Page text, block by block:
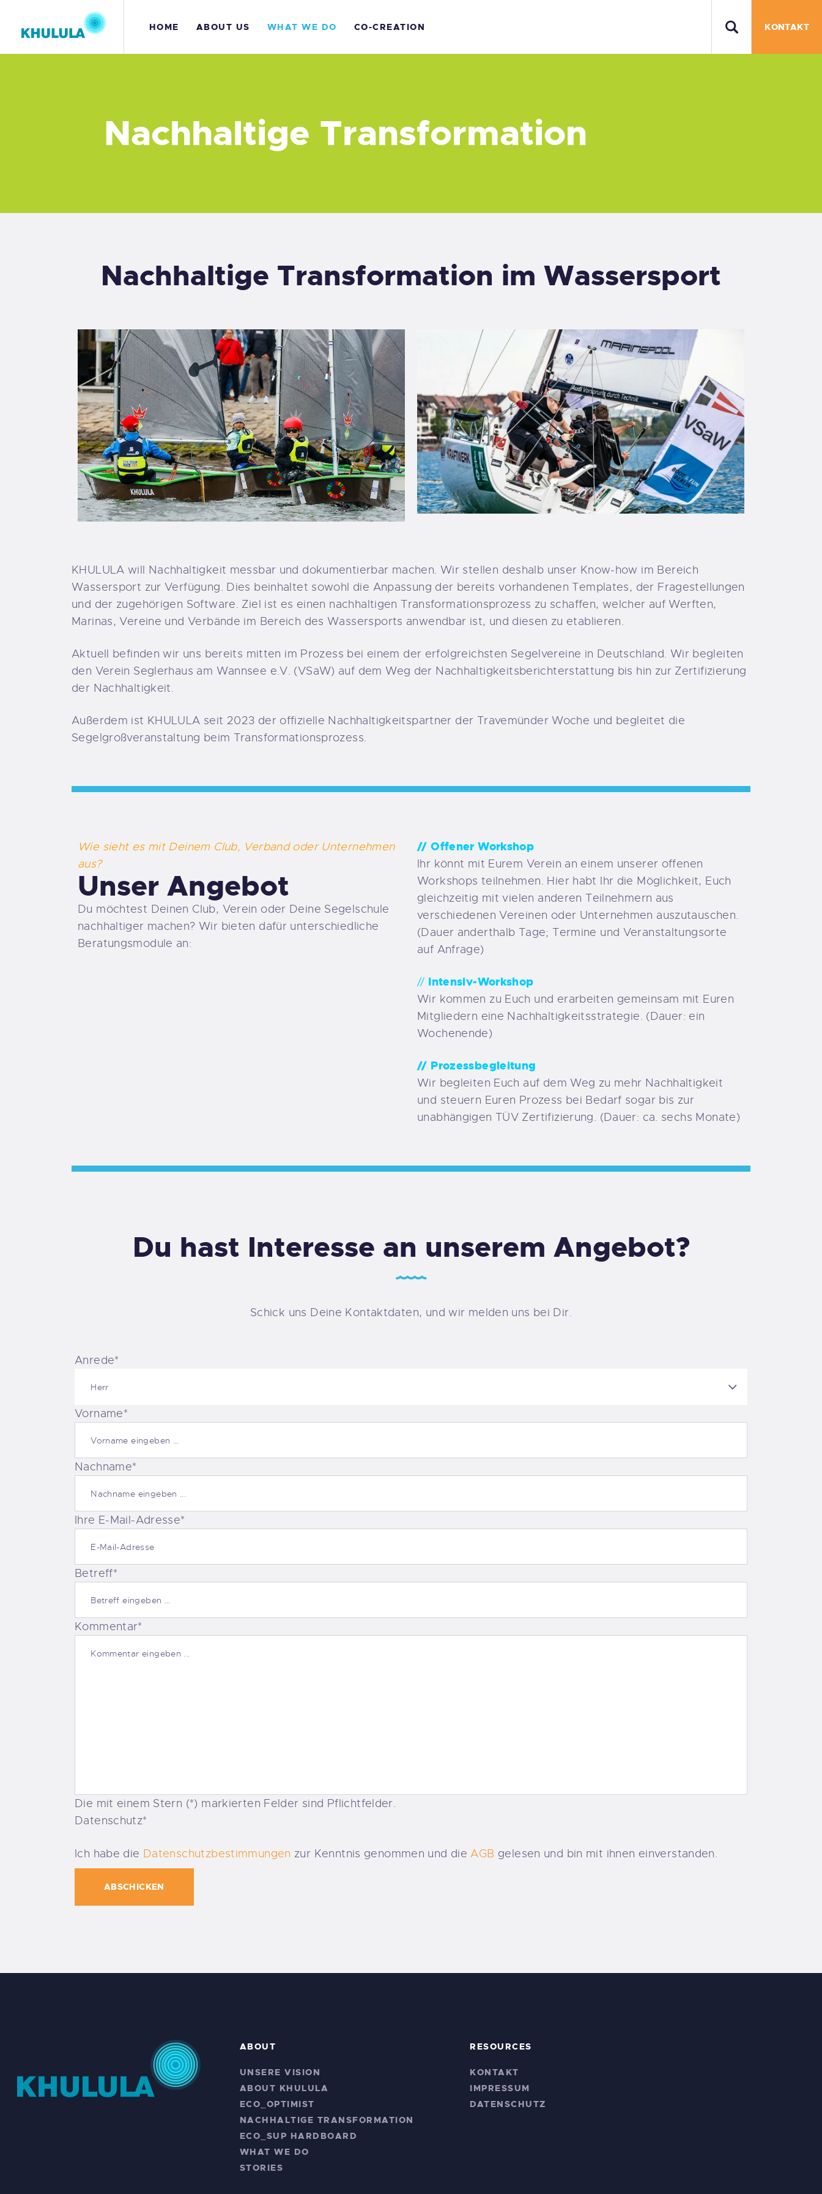
HOME ABOUT US WHAT WE DO CO-CREATION KONTAKT
Nachhaltige Transformation
HOME
WHAT WE DO
Nachhaltige Transformation im Wassersport
KHULULA will Nachhaltigkeit messbar und dokumentierbar machen. Wir stellen deshalb unser Know-how im Bereich
Wassersport zur Verfügung. Dies beinhaltet sowohl die Anpassung der bereits vorhandenen Templates, der Fragestellungen
und der zugehörigen Software. Ziel ist es einen nachhaltigen Transformationsprozess zu schaffen, welcher auf Werften,
Marinas, Vereine und Verbände im Bereich des Wassersports anwendbar ist, und diesen zu etablieren.
Aktuell befinden wir uns bereits mitten im Prozess bei einem der erfolgreichsten Segelvereine in Deutschland. Wir begleiten
den Verein Seglerhaus am Wannsee e.V. (VSaW) auf dem Weg der Nachhaltigkeitsberichterstattung bis hin zur Zertifizierung
der Nachhaltigkeit.
Außerdem ist KHULULA seit 2023 der offizielle Nachhaltigkeitspartner der Travemünder Woche und begleitet die
Segelgroßveranstaltung beim Transformationsprozess.
Wie sieht es mit Deinem Club, Verband oder Unternehmen
aus?
Unser Angebot
Du möchtest Deinen Club, Verein oder Deine Segelschule
nachhaltiger machen? Wir bieten dafür unterschiedliche
Beratungsmodule an:
// Offener Workshop
Ihr könnt mit Eurem Verein an einem unserer offenen
Workshops teilnehmen. Hier habt Ihr die Möglichkeit, Euch
gleichzeitig mit vielen anderen Teilnehmern aus
verschiedenen Vereinen oder Unternehmen auszutauschen.
(Dauer anderthalb Tage; Termine und Veranstaltungsorte
auf Anfrage)
// Intensiv-Workshop
Wir kommen zu Euch und erarbeiten gemeinsam mit Euren
Mitgliedern eine Nachhaltigkeitsstrategie. (Dauer: ein
Wochenende)
// Prozessbegleitung
Wir begleiten Euch auf dem Weg zu mehr Nachhaltigkeit
und steuern Euren Prozess bei Bedarf sogar bis zur
unabhängigen TÜV Zertifizierung. (Dauer: ca. sechs Monate)
Du hast Interesse an unserem Angebot?
Schick uns Deine Kontaktdaten, und wir melden uns bei Dir.
Anrede*
Vorname*
Nachname*
Ihre E-Mail-Adresse*
Betreff*
Kommentar*
Die mit einem Stern (*) markierten Felder sind Pflichtfelder.
Datenschutz*
Ich habe die Datenschutzbestimmungen zur Kenntnis genommen und dieAGB gelesen und bin mit ihnen einverstanden.
ABOUT
UNSERE VISION
ABOUT KHULULA
ECO_OPTIMIST
NACHHALTIGE TRANSFORMATION
ECO_SUP HARDBOARD
WHAT WE DO
STORIES
RESOURCES
KONTAKT
IMPRESSUM
DATENSCHUTZ